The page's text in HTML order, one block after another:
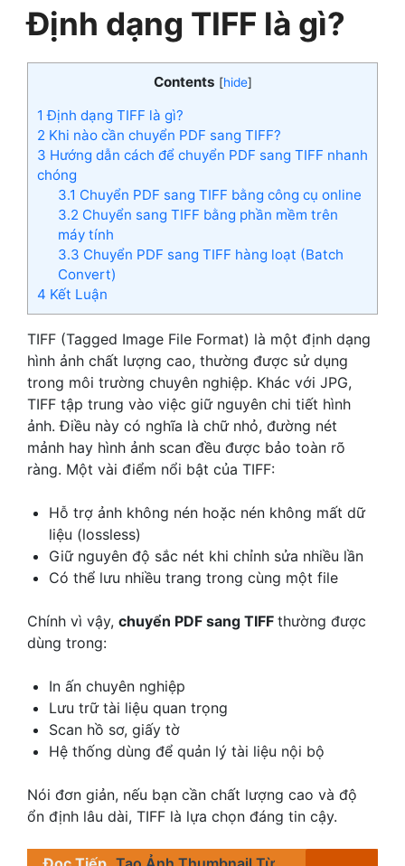
Định dạng TIFF là gì?
Contents [hide]
1 Định dạng TIFF là gì?
2 Khi nào cần chuyển PDF sang TIFF?
3 Hướng dẫn cách để chuyển PDF sang TIFF nhanh
chóng
3.1 Chuyển PDF sang TIFF bằng công cụ online
3.2 Chuyển sang TIFF bằng phần mềm trên
máy tính
3.3 Chuyển PDF sang TIFF hàng loạt (Batch
Convert)
4 Kết Luận
TIFF (Tagged Image File Format) là một định dạng
hình ảnh chất lượng cao, thường được sử dụng
trong môi trường chuyên nghiệp. Khác với JPG,
TIFF tập trung vào việc giữ nguyên chi tiết hình
ảnh. Điều này có nghĩa là chữ nhỏ, đường nét
mảnh hay hình ảnh scan đều được bảo toàn rõ
ràng. Một vài điểm nổi bật của TIFF:
Hỗ trợ ảnh không nén hoặc nén không mất dữ
liệu (lossless)
Giữ nguyên độ sắc nét khi chỉnh sửa nhiều lần
Có thể lưu nhiều trang trong cùng một file
Chính vì vậy, chuyển PDF sang TIFF thường được
dùng trong:
In ấn chuyên nghiệp
Lưu trữ tài liệu quan trọng
Scan hồ sơ, giấy tờ
Hệ thống dùng để quản lý tài liệu nội bộ
Nói đơn giản, nếu bạn cần chất lượng cao và độ
ổn định lâu dài, TIFF là lựa chọn đáng tin cậy.